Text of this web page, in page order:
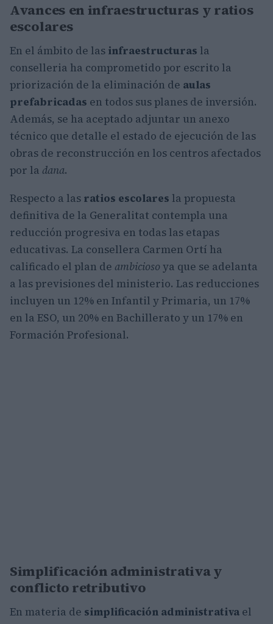
Avances en infraestructuras y ratios
escolares
En el ámbito de las infraestructuras la
conselleria ha comprometido por escrito la
priorización de la eliminación de aulas
prefabricadas en todos sus planes de inversión.
Además, se ha aceptado adjuntar un anexo
técnico que detalle el estado de ejecución de las
obras de reconstrucción en los centros afectados
por la dana.
Respecto a las ratios escolares la propuesta
definitiva de la Generalitat contempla una
reducción progresiva en todas las etapas
educativas. La consellera Carmen Ortí ha
calificado el plan de ambicioso ya que se adelanta
a las previsiones del ministerio. Las reducciones
incluyen un 12% en Infantil y Primaria, un 17%
en la ESO, un 20% en Bachillerato y un 17% en
Formación Profesional.
Simplificación administrativa y
conflicto retributivo
En materia de simplificación administrativa el